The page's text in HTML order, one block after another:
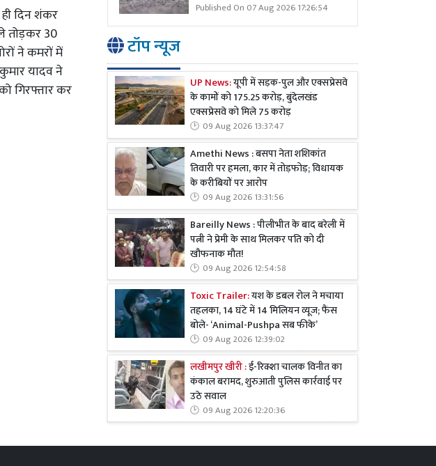
दिन शंकर
तोड़कर 30
ने कमरों में
यादव ने
गिरफ्तार कर
Published On 07 Aug 2026 17:26:54
टॉप न्यूज
UP News:यूपी में सड़क-पुल और एक्सप्रेसवे
के कामों को 175.25 करोड़, बुंदेलखंड
एक्सप्रेसवे को मिले 75 करोड़
09 Aug 2026 13:37:47
Amethi News : बसपा नेता शशिकांत
तिवारी पर हमला, कार में तोड़फोड़; विधायक
के करीबियों पर आरोप
09 Aug 2026 13:31:56
Bareilly News : पीलीभीत के बाद बरेली में
पत्नी ने प्रेमी के साथ मिलकर पति को दी
खौफनाक मौत!
09 Aug 2026 12:54:58
Toxic Trailer:यश के डबल रोल ने मचाया
तहलका, 14 घंटे में 14 मिलियन व्यूज; फैंस
बोले- ‘Animal-Pushpa सब फीके’
09 Aug 2026 12:39:02
लखीमपुर खीरी :ई-रिक्शा चालक विनीत का
कंकाल बरामद, शुरुआती पुलिस कार्रवाई पर
उठे सवाल
09 Aug 2026 12:20:36